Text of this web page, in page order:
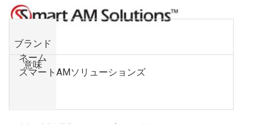
ブランド
ネーム
スマートAMソリューションズ
意味